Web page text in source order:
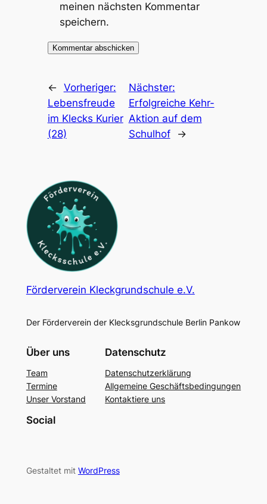
meinen nächsten Kommentar
speichern.
← Vorheriger:
Lebensfreude
im Klecks Kurier
(28)
Nächster:
Erfolgreiche Kehr-
Aktion auf dem
Schulhof
→
Förderverein Kleckgrundschule e.V.
Der Förderverein der Klecksgrundschule Berlin Pankow
Über uns
Team
Termine
Unser Vorstand
Datenschutz
Datenschutzerklärung
Allgemeine Geschäftsbedingungen
Kontaktiere uns
Social
Gestaltet mit WordPress